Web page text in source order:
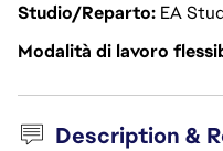
Studio/Reparto EA
Modalità di lavoro
Description &